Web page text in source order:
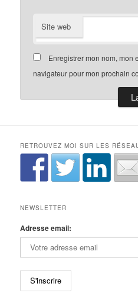
Site web
Enregistrer mon nom, mon
navigateur pour mon prochain
RETROUVEZ MOI SUR LES
NEWSLETTER
Adresse email: